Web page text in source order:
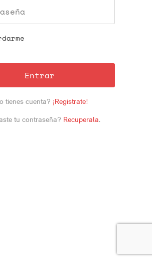
Entrar
tienes cuenta? ¡Registrate!
tu contraseña? Recuperala.